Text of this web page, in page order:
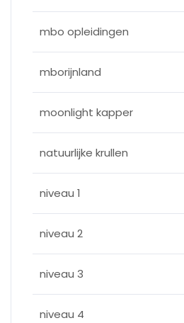
mbo opleidingen
mborijnland
moonlight kapper
natuurlijke krullen
niveau 1
niveau 2
niveau 3
niveau 4